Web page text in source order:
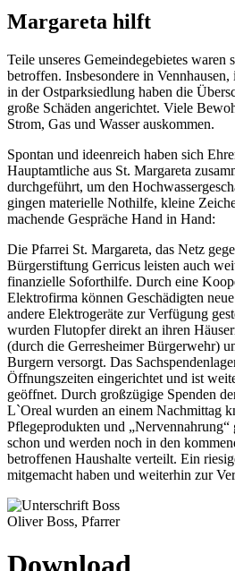
Margareta hilft
Teile unseres Gemeindegebietes waren
betroffen. Insbesondere in
in der Ostparksiedlung haben die
große Schäden angerichtet. Viele
Strom, Gas und Wasser auskommen.
Spontan und ideenreich haben sich
Hauptamtliche aus St. Margareta
durchgeführt, um den
gingen materielle Nothilfe, kleine
machende Gespräche Hand in Hand:
Die Pfarrei St. Margareta, das Netz
Bürgerstiftung Gerricus leisten auch
finanzielle Soforthilfe. Durch eine
Elektrofirma können Geschädigten
andere Elektrogeräte zur Verfügung
wurden Flutopfer direkt an ihren
(durch die Gerresheimer Bürgerwehr)
Burgern versorgt. Das
Öffnungszeiten eingerichtet und ist
geöffnet. Durch großzügige Spenden
L`Oreal wurden an einem Nachmittag
Pflegeprodukten und „Nervennahrung“
schon und werden noch in den
betroffenen Haushalte verteilt. Ein
mitgemacht haben und weiterhin zur
Oliver Boss, Pfarrer